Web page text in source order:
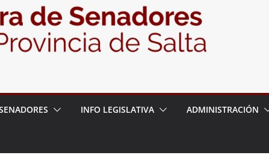
2026 – 06/08/26 – Créase el Ente Salteño
y Control Vegetal
– 6 de agosto
INFO LEGISLATIVA ADMINISTRACIÓN